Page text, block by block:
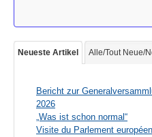
Neueste Artikel Alle/Tout Neue/
Bericht zur
2026
„Was ist schon normal“
Visite du Parlement